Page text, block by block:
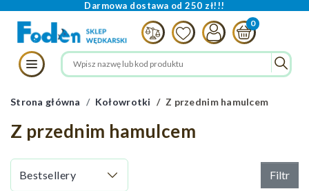
Darmowa dostawa od 250 zł!!!
Strona główna Kołowrotki Z przednim hamulcem
Z przednim hamulcem
Filtr